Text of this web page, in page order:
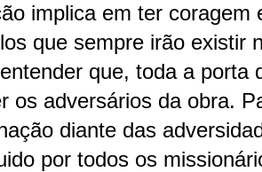
implica em ter coragem
que sempre irão existir
que, toda a porta
os adversários da obra.
diante das
por todos os